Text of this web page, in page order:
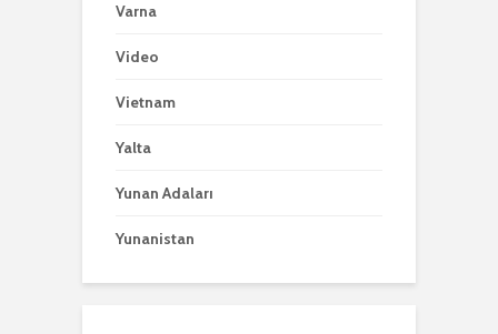
Varna
Video
Vietnam
Yalta
Yunan Adaları
Yunanistan